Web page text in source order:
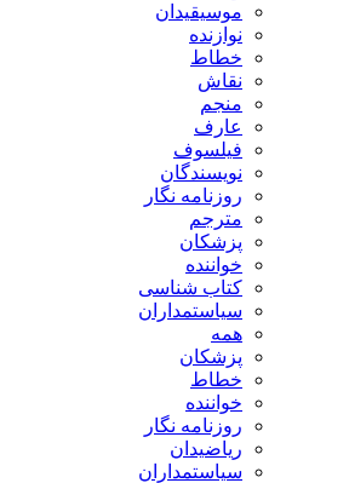
موسیقیدان
نوازنده
خطاط
نقاش
منجم
عارف
فیلسوف
نویسندگان
روزنامه نگار
مترجم
پزشکان
خواننده
کتاب شناسی
سیاستمداران
همه
پزشکان
خطاط
خواننده
روزنامه نگار
ریاضیدان
سیاستمداران